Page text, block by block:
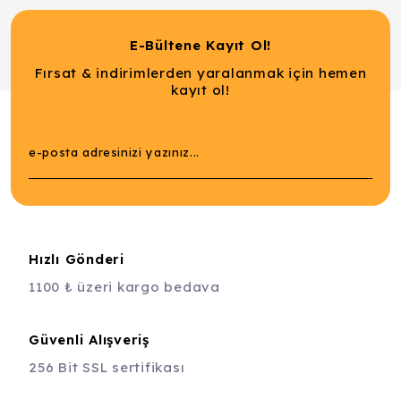
E-Bültene Kayıt Ol!
Fırsat & indirimlerden yaralanmak için hemen
kayıt ol!
Hızlı Gönderi
1100 ₺ üzeri kargo bedava
Güvenli Alışveriş
256 Bit SSL sertifikası